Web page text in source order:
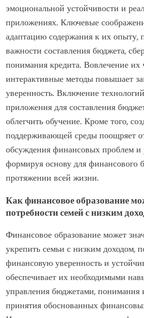
стресс и улучшает общее
уверенность в принятии
Какие соображения важны для
финансовой грамотности
Преподавание финансовой
людям требует акцента на
эмоциональной устойчивости и
приложениях. Ключевые
адаптацию содержания к их опыту,
важности составления бюджета,
понимания кредита. Вовлечение их
интерактивные методы повышает
приложения для составления
облегчить обучение. Кроме того,
поддерживающей среды поощряет
обсуждения финансовых проблем и
формируя основу для финансового
протяжении всей жизни.
Как финансовое образование
потребности семей с низким